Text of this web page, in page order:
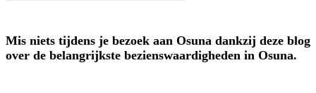
Mis niets tijdens je bezoek aan Osuna dankzij deze blog
over de belangrijkste bezienswaardigheden in Osuna.